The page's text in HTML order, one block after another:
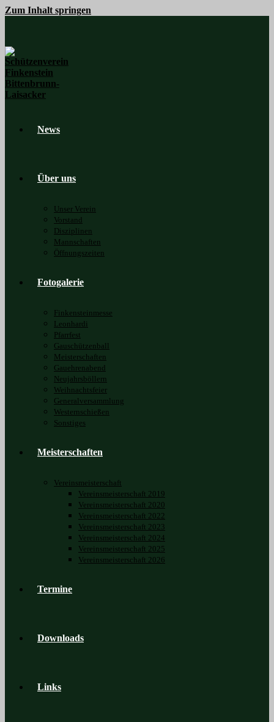
Zum Inhalt springen
News
Über uns
Unser Verein
Vorstand
Disziplinen
Mannschaften
Öffnungszeiten
Fotogalerie
Finkensteinmesse
Leonhardi
Pfarrfest
Gauschützenball
Meisterschaften
Gauehrenabend
Neujahrsböllern
Weihnachtsfeier
Generalversammlung
Westernschießen
Sonstiges
Meisterschaften
Vereinsmeisterschaft
Vereinsmeisterschaft 2019
Vereinsmeisterschaft 2020
Vereinsmeisterschaft 2022
Vereinsmeisterschaft 2023
Vereinsmeisterschaft 2024
Vereinsmeisterschaft 2025
Vereinsmeisterschaft 2026
Termine
Downloads
Links